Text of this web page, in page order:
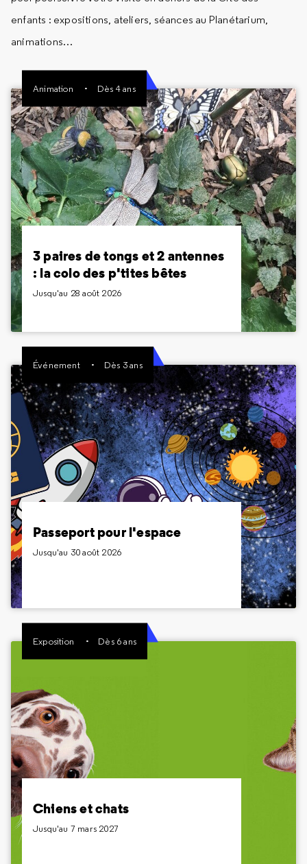
enfants : expositions, ateliers, séances au Planétarium,
animations…
Animation Dès 4 ans
3 paires de tongs et 2 antennes
: la colo des p'tites bêtes
Jusqu'au 28 août 2026
3 paires de tongs et 2
antennes : la colo des p'tites
bêtes
Jusqu'au 28 août 2026
Dès 4 ans
reconnaître les insectes et découvrez leurs rôles
indispensables dans la nature.
Événement Dès 3 ans
Passeport pour l'espace
Jusqu'au 30 août 2026
Passeport pour l'espace
Jusqu'au 30 août 2026
Dès 3 ans
Parés au décollage ? Découvrez des activités
estivales pour les plus jeunes sur le thème de
Gratuit
Exposition Dès 6 ans
Chiens et chats
Jusqu'au 7 mars 2027
Chiens et chats
Jusqu'au 7 mars 2027
Dès 6 ans
Chiens et chats mettent la patte sur la Cité des
sciences et de l’industrie. Tout, vous saurez tout
Inclus dans le billet Expositions